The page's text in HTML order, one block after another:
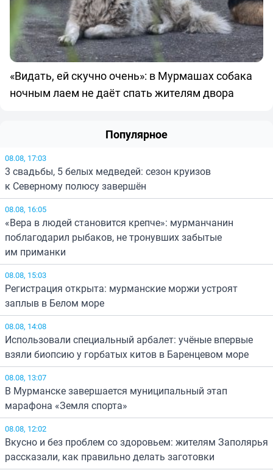
«Видать, ей скучно очень»: в Мурмашах собака
ночным лаем не даёт спать жителям двора
Популярное
08.08, 17:03
3 свадьбы, 5 белых медведей: сезон круизов
к Северному полюсу завершён
08.08, 16:05
«Вера в людей становится крепче»: мурманчанин
поблагодарил рыбаков, не тронувших забытые
им приманки
08.08, 15:03
Регистрация открыта: мурманские моржи устроят
заплыв в Белом море
08.08, 14:08
Использовали специальный арбалет: учёные впервые
взяли биопсию у горбатых китов в Баренцевом море
08.08, 13:07
В Мурманске завершается муниципальный этап
марафона «Земля спорта»
08.08, 12:02
Вкусно и без проблем со здоровьем: жителям Заполярья
рассказали, как правильно делать заготовки